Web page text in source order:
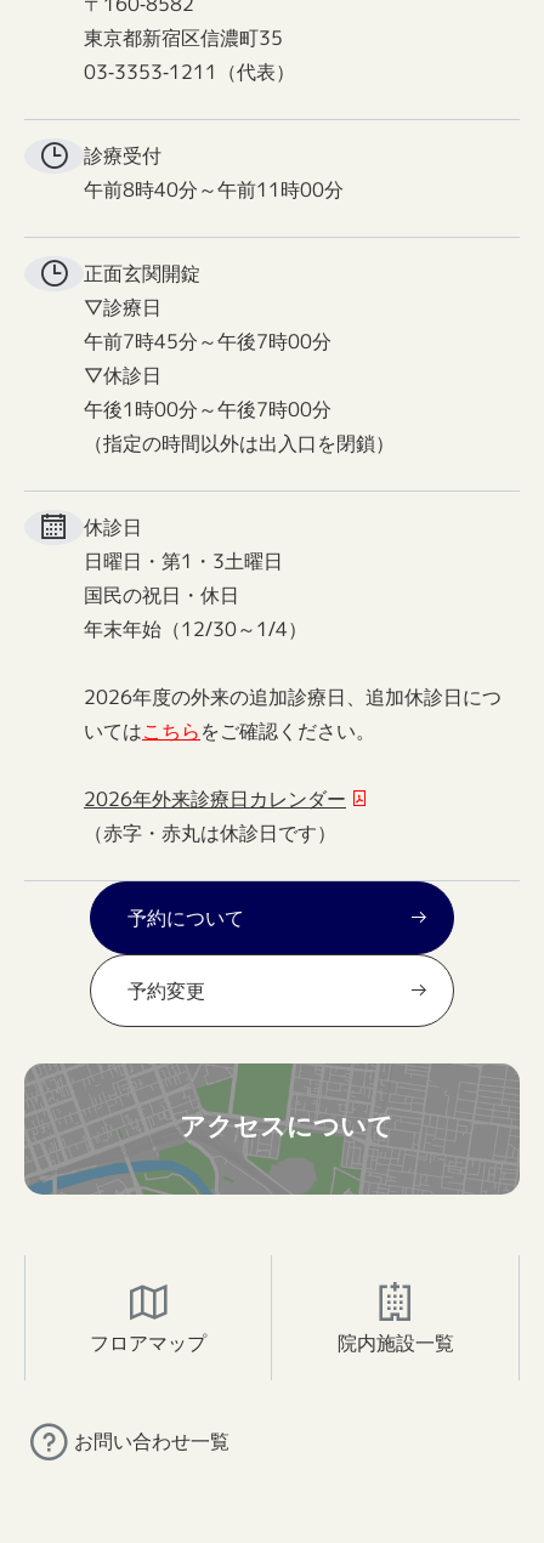
東京都新宿区信濃町35
03-3353-1211（代表）
診療受付
午前8時40分～午前11時00分
正面玄関開錠
▽診療日
午前7時45分～午後7時00分
▽休診日
午後1時00分～午後7時00分
（指定の時間以外は出入口を閉鎖）
休診日
日曜日・第1・3土曜日
国民の祝日・休日
年末年始（12/30～1/4）
2026年度の外来の追加診療日、追加休診日につ
いてはこちらをご確認ください。
2026年外来診療日カレンダー
（赤字・赤丸は休診日です）
予約について
予約変更
アクセスについて
フロアマップ 院内施設一覧
お問い合わせ一覧